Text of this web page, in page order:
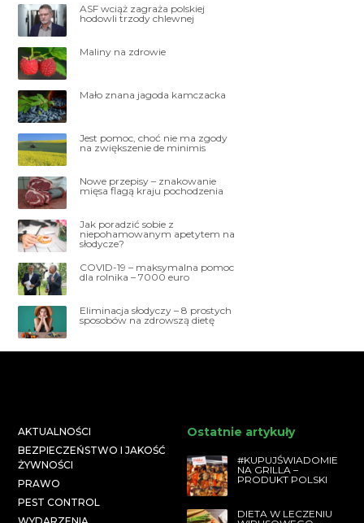
ASF wciąż zagraża polskiej
hodowli trzody chlewnej
Maliny na zdrowie
Mało znana jagoda kamczacka
Jest pomoc, choć nie ma zgody
na zwiększenie de minimis
Nowe przepisy – znakowanie
mięsa flagą kraju pochodzenia
Jak poradzić sobie z
niepohamowanym apetytem na
słodycze?
COVID-19 – maksymalna pomoc
dla rolnika – 7000 euro
Eliminacja słodyczy – 8 prostych
sposobów na zdrowszą dietę
AKTUALNOŚCI
BEZPIECZEŃSTWO I JAKOŚĆ
ŻYWNOŚCI
PRAWO
PEST CONTROL
Ostatnie artykuły
#KUPUJŚWIADOMIE
NA GRILLA –
PRODUKT POLSKI
DIETA W LECZENIU